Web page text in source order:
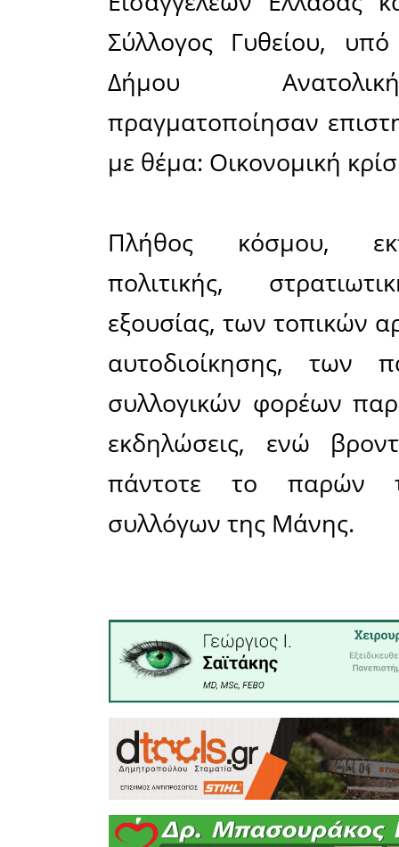
Όμως και
Φίλοι
Κορσική,
παρουσία
μήνυμα
ζωντανό
Κατά τη
Σάββατο
Πέτρος